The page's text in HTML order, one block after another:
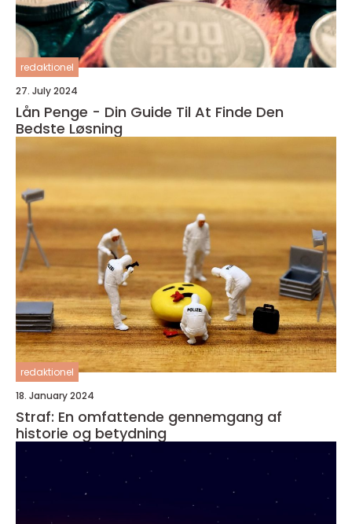
redaktionel
27. July 2024
Lån Penge - Din Guide Til At Finde Den
Bedste Løsning
redaktionel
18. January 2024
Straf: En omfattende gennemgang af
historie og betydning